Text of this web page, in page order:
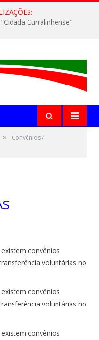
Curralinhense”
»
Convênios /
convênios
voluntárias no
convênios
voluntárias no
convênios